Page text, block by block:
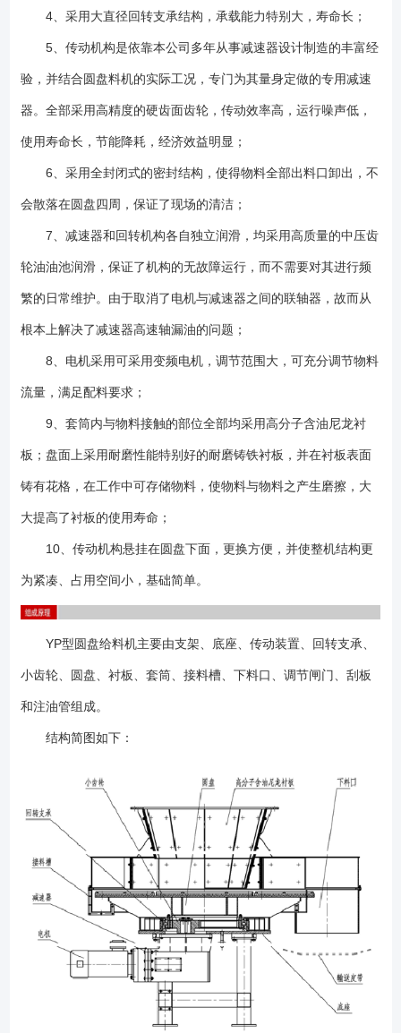
4、采用大直径回转支承结构，承载能力特别大，寿命长；
5、传动机构是依靠本公司多年从事减速器设计制造的丰富经
验，并结合圆盘料机的实际工况，专门为其量身定做的专用减速
器。全部采用高精度的硬齿面齿轮，传动效率高，运行噪声低，
使用寿命长，节能降耗，经济效益明显；
6、采用全封闭式的密封结构，使得物料全部出料口卸出，不
会散落在圆盘四周，保证了现场的清洁；
7、减速器和回转机构各自独立润滑，均采用高质量的中压齿
轮油油池润滑，保证了机构的无故障运行，而不需要对其进行频
繁的日常维护。由于取消了电机与减速器之间的联轴器，故而从
根本上解决了减速器高速轴漏油的问题；
8、电机采用可采用变频电机，调节范围大，可充分调节物料
流量，满足配料要求；
9、套筒内与物料接触的部位全部均采用高分子含油尼龙衬
板；盘面上采用耐磨性能特别好的耐磨铸铁衬板，并在衬板表面
铸有花格，在工作中可存储物料，使物料与物料之产生磨擦，大
大提高了衬板的使用寿命；
10、传动机构悬挂在圆盘下面，更换方便，并使整机结构更
为紧凑、占用空间小，基础简单。
YP型圆盘给料机主要由支架、底座、传动装置、回转支承、
小齿轮、圆盘、衬板、套筒、接料槽、下料口、调节闸门、刮板
和注油管组成。
结构简图如下：